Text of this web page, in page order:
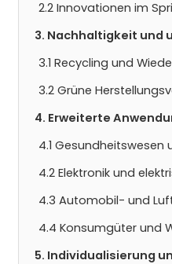
2.2 Innovationen im
3. Nachhaltigkeit und
3.1 Recycling und
3.2 Grüne
4. Erweiterte
4.1 Gesundheitswesen
4.2 Elektronik und
4.3 Automobil- und
4.4 Konsumgüter und
5. Individualisierung